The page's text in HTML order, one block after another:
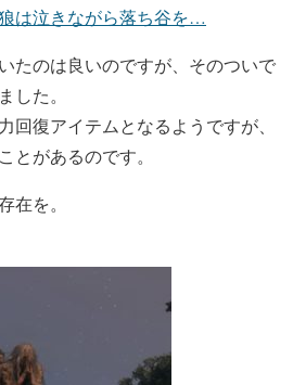
は泣きながら落ち谷を…
たのは良いのですが、そのついで
した。
回復アイテムとなるようですが、
とがあるのです。
在を。